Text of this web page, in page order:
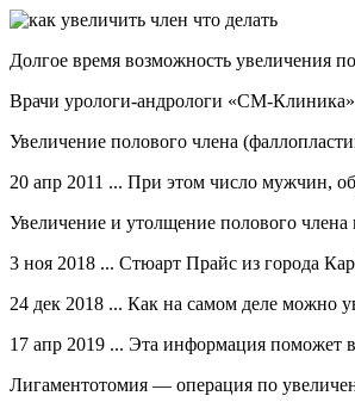
Долгое время возможность увеличения
Врачи урологи-андрологи «СМ-Клиника»
Увеличение полового члена
20 апр 2011 ... При этом число мужчин,
Увеличение и утолщение полового
3 ноя 2018 ... Стюарт Прайс из города
24 дек 2018 ... Как на самом деле можно
17 апр 2019 ... Эта информация поможет
Лигаментотомия — операция по